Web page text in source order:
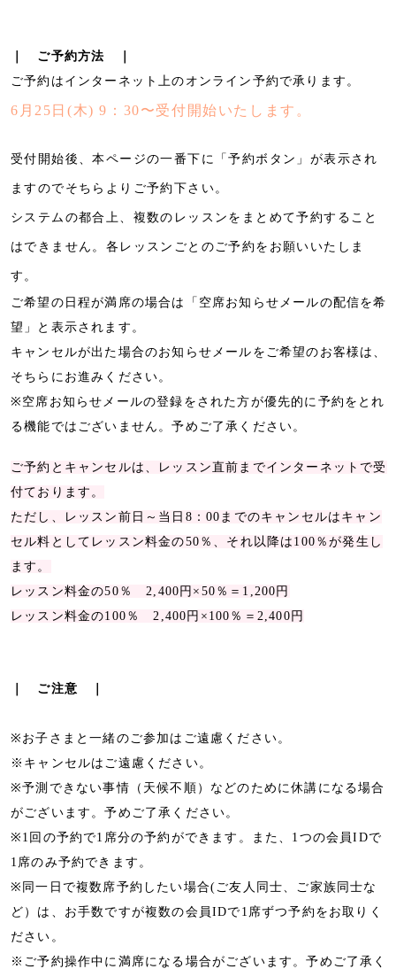
｜ ご予約方法 ｜
ご予約はインターネット上のオンライン予約で承ります。
6月25日(木) 9：30〜受付開始いたします。
受付開始後、本ページの一番下に「予約ボタン」が表示され
ますのでそちらよりご予約下さい。
システムの都合上、複数のレッスンをまとめて予約すること
はできません。各レッスンごとのご予約をお願いいたしま
す。
ご希望の日程が満席の場合は「空席お知らせメールの配信を希
望」と表示されます。
キャンセルが出た場合のお知らせメールをご希望のお客様は、
そちらにお進みください。
※空席お知らせメールの登録をされた方が優先的に予約をとれ
る機能ではございません。予めご了承ください。
ご予約とキャンセルは、レッスン直前までインターネットで受
付ております。
ただし、レッスン前日～当日8：00までのキャンセルはキャン
セル料としてレッスン料金の50％、それ以降は100％が発生し
ます。
レッスン料金の50％ 2,400円×50％＝1,200円
レッスン料金の100％ 2,400円×100％＝2,400円
｜ ご注意 ｜
※お子さまと一緒のご参加はご遠慮ください。
※キャンセルはご遠慮ください。
※予測できない事情（天候不順）などのために休講になる場合
がございます。予めご了承ください。
※1回の予約で1席分の予約ができます。また、1つの会員IDで
1席のみ予約できます。
※同一日で複数席予約したい場合(ご友人同士、ご家族同士な
ど）は、お手数ですが複数の会員IDで1席ずつ予約をお取りく
ださい。
※ご予約操作中に満席になる場合がございます。予めご了承く